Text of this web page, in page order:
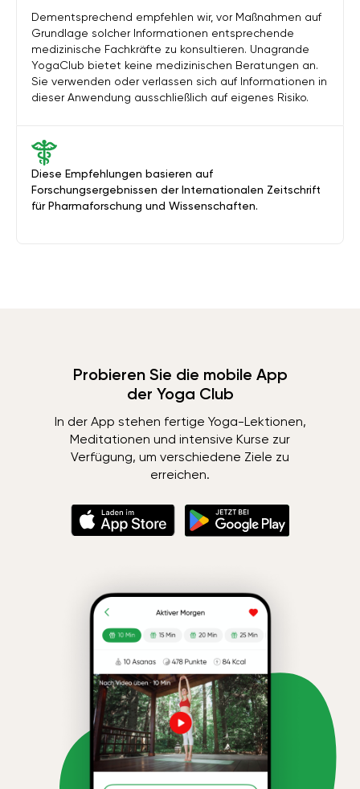
Diese Empfehlungen basieren auf
Forschungsergebnissen der Internationalen Zeitschrift
für Pharmaforschung und Wissenschaften.
Dementsprechend empfehlen wir, vor Maßnahmen auf
Grundlage solcher Informationen entsprechende
medizinische Fachkräfte zu konsultieren. Unagrande
YogaClub bietet keine medizinischen Beratungen an.
Sie verwenden oder verlassen sich auf Informationen in
dieser Anwendung ausschließlich auf eigenes Risiko.
Probieren Sie die mobile App
der Yoga Club
In der App stehen fertige Yoga-Lektionen,
Meditationen und intensive Kurse zur
Verfügung, um verschiedene Ziele zu
erreichen.